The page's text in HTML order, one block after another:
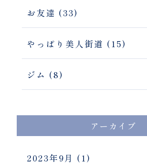
お友達 (33)
やっぱり美人街道 (15)
ジム (8)
アーカイブ
2023年9月 (1)